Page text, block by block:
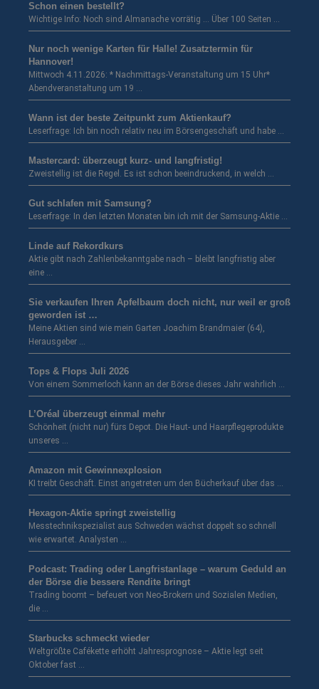
Schon einen bestellt?
Wichtige Info: Noch sind Almanache vorrätig … Über 100 Seiten …
Nur noch wenige Karten für Halle! Zusatztermin für
Hannover!
Mittwoch 4.11.2026: * Nachmittags-Veranstaltung um 15 Uhr*
Abendveranstaltung um 19 …
Wann ist der beste Zeitpunkt zum Aktienkauf?
Leserfrage: Ich bin noch relativ neu im Börsengeschäft und habe …
Mastercard: überzeugt kurz- und langfristig!
Zweistellig ist die Regel. Es ist schon beeindruckend, in welch …
Gut schlafen mit Samsung?
Leserfrage: In den letzten Monaten bin ich mit der Samsung-Aktie …
Linde auf Rekordkurs
Aktie gibt nach Zahlenbekanntgabe nach – bleibt langfristig aber
eine …
Sie verkaufen Ihren Apfelbaum doch nicht, nur weil er groß
geworden ist …
Meine Aktien sind wie mein Garten Joachim Brandmaier (64),
Herausgeber …
Tops & Flops Juli 2026
Von einem Sommerloch kann an der Börse dieses Jahr wahrlich …
L’Oréal überzeugt einmal mehr
Schönheit (nicht nur) fürs Depot. Die Haut- und Haarpflegeprodukte
unseres …
Amazon mit Gewinnexplosion
KI treibt Geschäft. Einst angetreten um den Bücherkauf über das …
Hexagon-Aktie springt zweistellig
Messtechnikspezialist aus Schweden wächst doppelt so schnell
wie erwartet. Analysten …
Podcast: Trading oder Langfristanlage – warum Geduld an
der Börse die bessere Rendite bringt
Trading boomt – befeuert von Neo-Brokern und Sozialen Medien,
die …
Starbucks schmeckt wieder
Weltgrößte Cafékette erhöht Jahresprognose – Aktie legt seit
Oktober fast …